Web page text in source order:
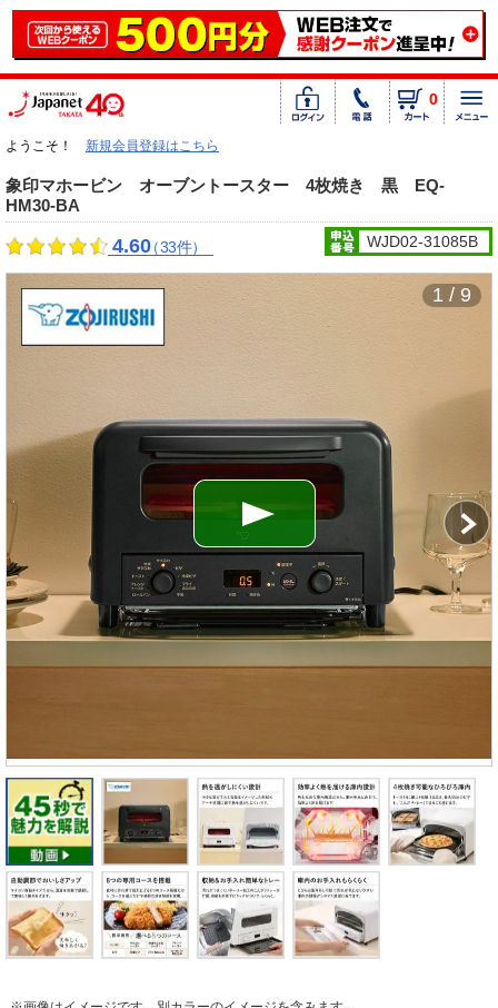
0
ようこそ！ 新規会員登録はこちら
象印マホービン オーブントースター 4枚焼き 黒 EQ-
HM30-BA
4.60（33件） WJD02-31085B
1 / 9